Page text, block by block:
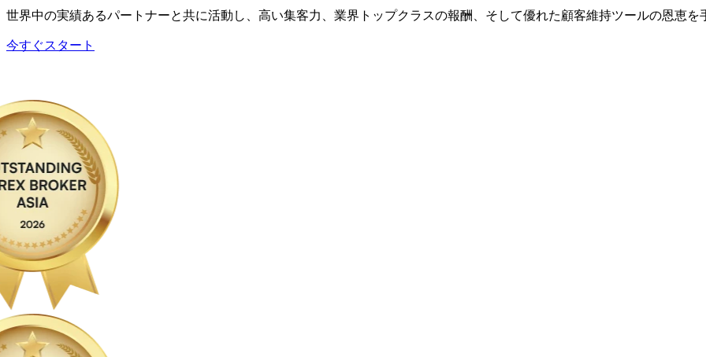
世界中の実績あるパートナーと共に活動し、 高い集客力、 業界トップクラスの報酬、 そして優れた顧客維持ツールの恩恵を
今すぐスタート